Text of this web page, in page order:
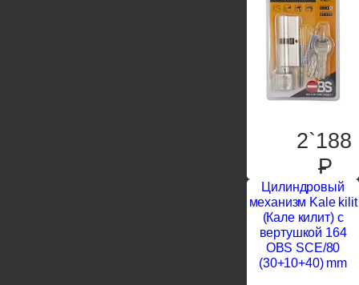
2`188
P
Цилиндровый
механизм Kale kilit
(Кале килит) с
вертушкой 164
OBS SCE/80
(30+10+40) mm